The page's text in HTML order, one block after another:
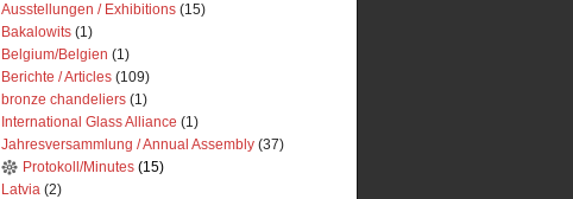
Ausstellungen / Exhibitions (15)
Bakalowits (1)
Belgium/Belgien (1)
Berichte / Articles (109)
bronze chandeliers (1)
International Glass Alliance (1)
Jahresversammlung / Annual Assembly (37)
Protokoll/Minutes (15)
Latvia (2)